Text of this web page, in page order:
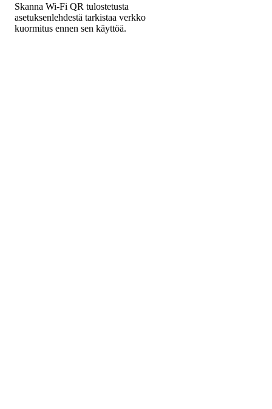
Skanna Wi-Fi QR tulostetusta
asetuksenlehdestä tarkistaa verkko
kuormitus ennen sen käyttöä.